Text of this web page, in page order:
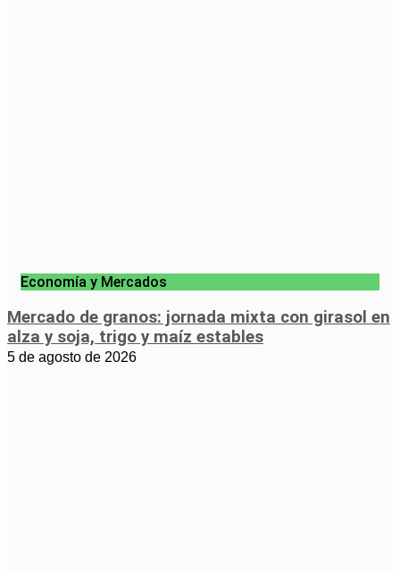
Economía y Mercados
Mercado de granos: jornada mixta con girasol en
alza y soja, trigo y maíz estables
5 de agosto de 2026